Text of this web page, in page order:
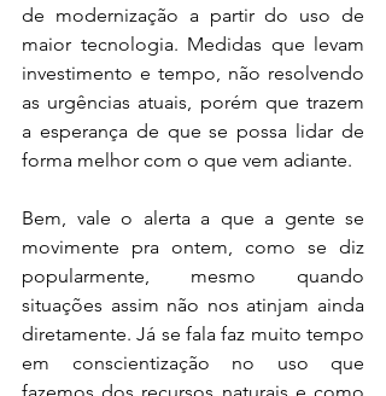
de modernização a partir do uso de
maior tecnologia. Medidas que levam
investimento e tempo, não resolvendo
as urgências atuais, porém que trazem
a esperança de que se possa lidar de
forma melhor com o que vem adiante.
Bem, vale o alerta a que a gente se
movimente pra ontem, como se diz
popularmente, mesmo quando
situações assim não nos atinjam ainda
diretamente. Já se fala faz muito tempo
em conscientização no uso que